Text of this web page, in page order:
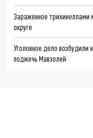
Зараженное трихинеллами
округе
Уголовное дело возбудили
поджечь Мавзолей